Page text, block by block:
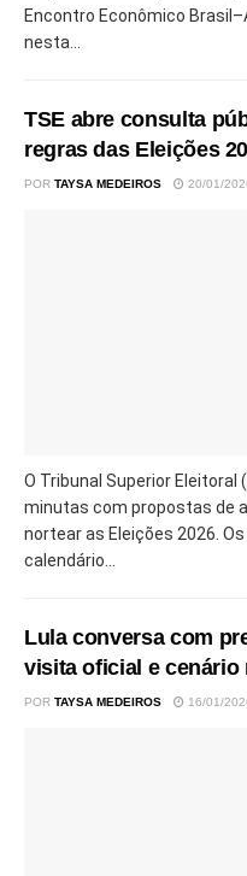
Encontro Econômico
nesta...
TSE abre consulta
regras das Eleições
POR TAYSA MEDEIROS 20/01/
O Tribunal Superior
minutas com propostas de
nortear as Eleições 2026.
calendário...
Lula conversa com
visita oficial e cenário
POR TAYSA MEDEIROS 16/01/